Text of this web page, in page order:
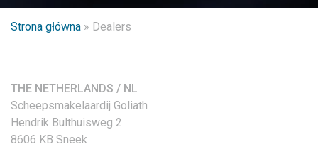
Strona główna » Dealers
THE NETHERLANDS / NL
Scheepsmakelaardij Goliath
Hendrik Bulthuisweg 2
8606 KB Sneek